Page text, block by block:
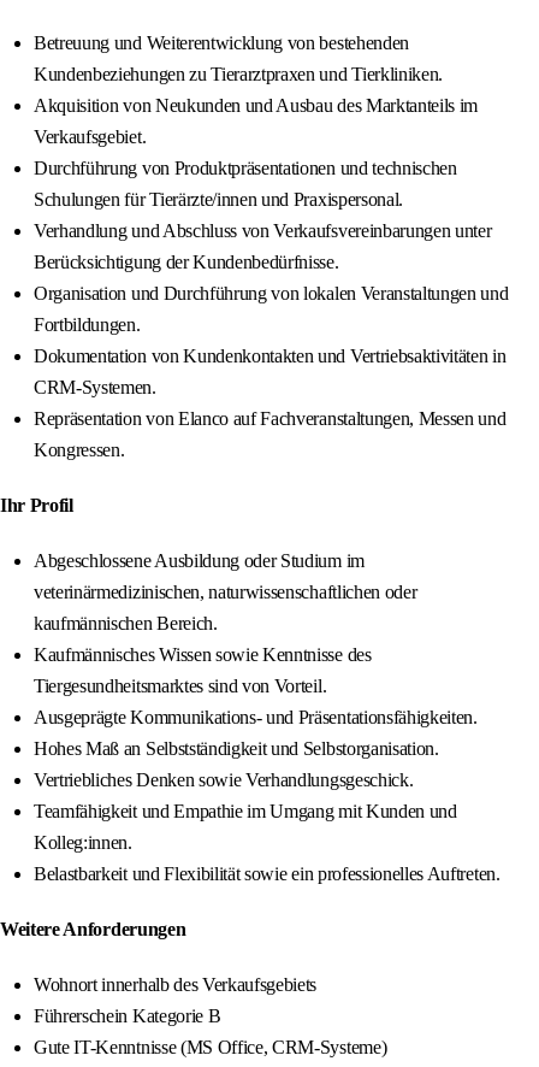
Betreuung und Weiterentwicklung von bestehenden
Kundenbeziehungen zu Tierarztpraxen und Tierkliniken.
Akquisition von Neukunden und Ausbau des Marktanteils im
Verkaufsgebiet.
Durchführung von Produktpräsentationen und technischen
Schulungen für Tierärzte/innen und Praxispersonal.
Verhandlung und Abschluss von Verkaufsvereinbarungen unter
Berücksichtigung der Kundenbedürfnisse.
Organisation und Durchführung von lokalen Veranstaltungen und
Fortbildungen.
Dokumentation von Kundenkontakten und Vertriebsaktivitäten in
CRM-Systemen.
Repräsentation von Elanco auf Fachveranstaltungen, Messen und
Kongressen.
Ihr Profil
Abgeschlossene Ausbildung oder Studium im
veterinärmedizinischen, naturwissenschaftlichen oder
kaufmännischen Bereich.
Kaufmännisches Wissen sowie Kenntnisse des
Tiergesundheitsmarktes sind von Vorteil.
Ausgeprägte Kommunikations- und Präsentationsfähigkeiten.
Hohes Maß an Selbstständigkeit und Selbstorganisation.
Vertriebliches Denken sowie Verhandlungsgeschick.
Teamfähigkeit und Empathie im Umgang mit Kunden und
Kolleg:innen.
Belastbarkeit und Flexibilität sowie ein professionelles Auftreten.
Weitere Anforderungen
Wohnort innerhalb des Verkaufsgebiets
Führerschein Kategorie B
Gute IT-Kenntnisse (MS Office, CRM-Systeme)